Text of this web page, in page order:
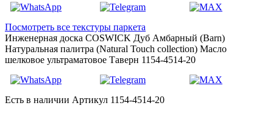
Посмотреть все текстуры паркета
Инженерная доска COSWICK Дуб Амбарный (Barn)
Натуральная палитра (Natural Touch collection) Масло
шелковое ультраматовое Таверн 1154-4514-20
Есть в наличии Артикул 1154-4514-20